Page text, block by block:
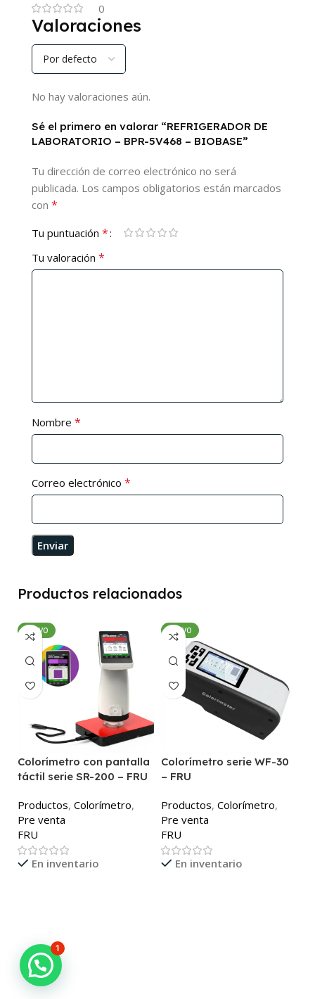
0
Valoraciones
No hay valoraciones aún.
Sé el primero en valorar “REFRIGERADOR DE
LABORATORIO – BPR-5V468 – BIOBASE”
Tu dirección de correo electrónico no será
publicada. Los campos obligatorios están marcados
con *
Tu puntuación *
Tu valoración *
Nombre *
Correo electrónico *
Productos relacionados
NUEVO
Colorímetro con pantalla
táctil serie SR-200 – FRU
Productos, Colorímetro,
Pre venta
FRU
En inventario
NUEVO
Colorímetro serie WF-30
– FRU
Productos, Colorímetro,
Pre venta
FRU
En inventario
1